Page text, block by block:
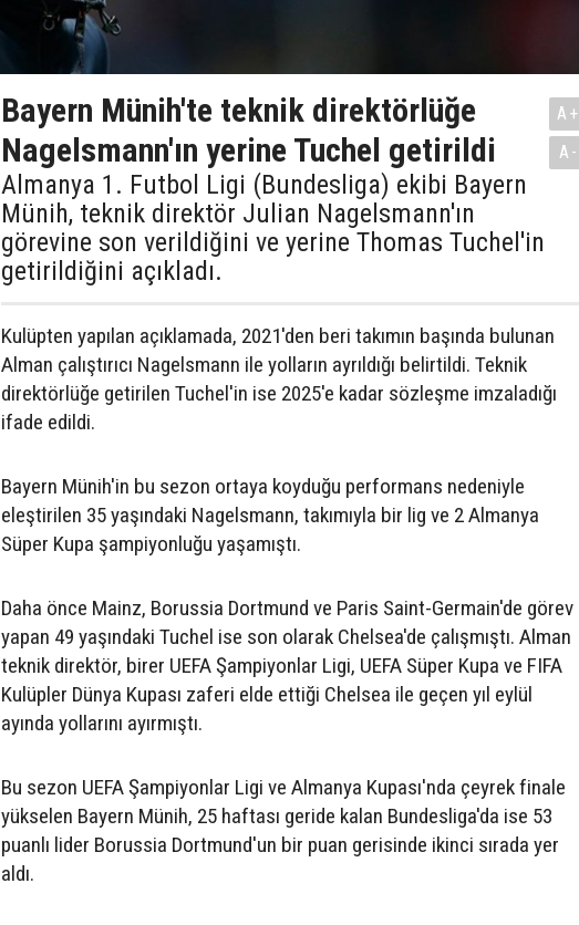
Bayern Münih'te teknik direktörlüğe
Nagelsmann'ın yerine Tuchel getirildi
Almanya 1. Futbol Ligi (Bundesliga) ekibi Bayern
Münih, teknik direktör Julian Nagelsmann'ın
görevine son verildiğini ve yerine Thomas Tuchel'in
getirildiğini açıkladı.
A+
A-
Kulüpten yapılan açıklamada, 2021'den beri takımın başında bulunan
Alman çalıştırıcı Nagelsmann ile yolların ayrıldığı belirtildi. Teknik
direktörlüğe getirilen Tuchel'in ise 2025'e kadar sözleşme imzaladığı
ifade edildi.
Bayern Münih'in bu sezon ortaya koyduğu performans nedeniyle
eleştirilen 35 yaşındaki Nagelsmann, takımıyla bir lig ve 2 Almanya
Süper Kupa şampiyonluğu yaşamıştı.
Daha önce Mainz, Borussia Dortmund ve Paris Saint-Germain'de görev
yapan 49 yaşındaki Tuchel ise son olarak Chelsea'de çalışmıştı. Alman
teknik direktör, birer UEFA Şampiyonlar Ligi, UEFA Süper Kupa ve FIFA
Kulüpler Dünya Kupası zaferi elde ettiği Chelsea ile geçen yıl eylül
ayında yollarını ayırmıştı.
Bu sezon UEFA Şampiyonlar Ligi ve Almanya Kupası'nda çeyrek finale
yükselen Bayern Münih, 25 haftası geride kalan Bundesliga'da ise 53
puanlı lider Borussia Dortmund'un bir puan gerisinde ikinci sırada yer
aldı.